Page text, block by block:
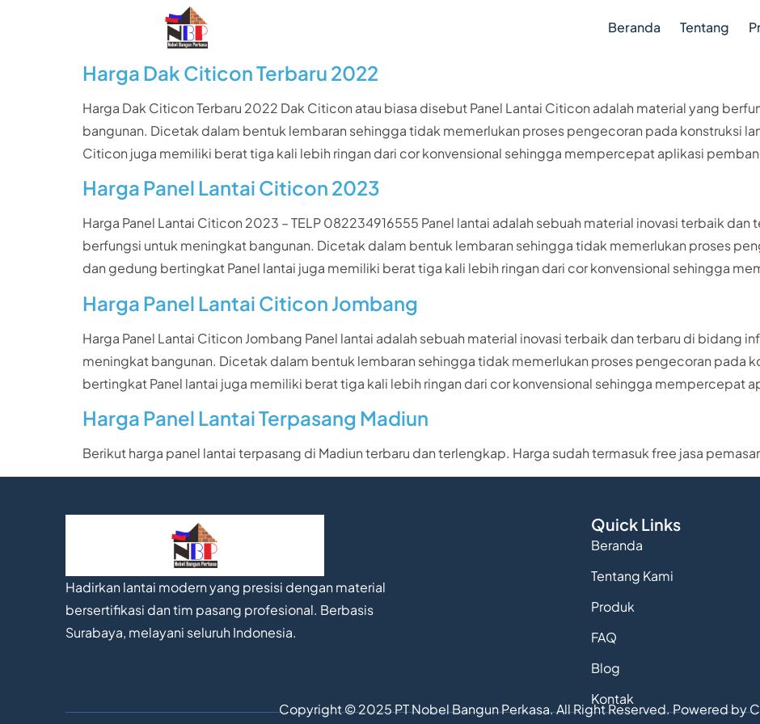
Beranda Tentang
Harga Dak Citicon Terbaru 2022
Harga Dak Citicon Terbaru 2022 Dak Citicon atau biasa disebut Panel Lantai Citicon adalah material yang
bangunan. Dicetak dalam bentuk lembaran sehingga tidak memerlukan proses pengecoran pada konstruksi
Citicon juga memiliki berat tiga kali lebih ringan dari cor konvensional sehingga mempercepat aplikasi
Harga Panel Lantai Citicon 2023
Harga Panel Lantai Citicon 2023 – TELP 082234916555 Panel lantai adalah sebuah material inovasi terbaik
berfungsi untuk meningkat bangunan. Dicetak dalam bentuk lembaran sehingga tidak memerlukan proses
dan gedung bertingkat Panel lantai juga memiliki berat tiga kali lebih ringan dari cor konvensional sehingga
Harga Panel Lantai Citicon Jombang
Harga Panel Lantai Citicon Jombang Panel lantai adalah sebuah material inovasi terbaik dan terbaru di bidang
meningkat bangunan. Dicetak dalam bentuk lembaran sehingga tidak memerlukan proses pengecoran pada
bertingkat Panel lantai juga memiliki berat tiga kali lebih ringan dari cor konvensional sehingga mempercepat
Harga Panel Lantai Terpasang Madiun
Berikut harga panel lantai terpasang di Madiun terbaru dan terlengkap. Harga sudah termasuk free jasa
Hadirkan lantai modern yang presisi dengan material
bersertifikasi dan tim pasang profesional. Berbasis
Surabaya, melayani seluruh Indonesia.
Quick Links
Beranda
Tentang Kami
Produk
FAQ
Blog
Kontak
Copyright © 2025 PT Nobel Bangun Perkasa. All Right Reserved. Powered by